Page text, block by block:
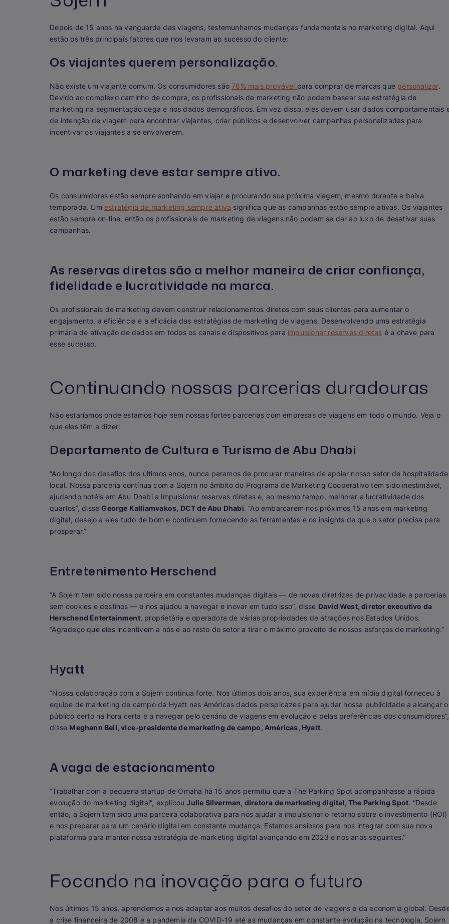
Depois de 15 anos na vanguarda das viagens, testemunhamos mudanças fundamentais no marketing digital. Aqui
estão os três principais fatores que nos levaram ao sucesso do cliente:
Os viajantes querem personalização.
Não existe um viajante comum. Os consumidores são76% mais provável para comprar de marcas que personalizar.
Devido ao complexo caminho de compra, os profissionais de marketing não podem basear sua estratégia de
marketing na segmentação cega e nos dados demográficos. Em vez disso, eles devem usar dados comportamentais
de intenção de viagem para encontrar viajantes, criar públicos e desenvolver campanhas personalizadas para
incentivar os viajantes a se envolverem.
O marketing deve estar sempre ativo.
Os consumidores estão sempre sonhando em viajar e procurando sua próxima viagem, mesmo durante a baixa
temporada. Um estratégia de marketing sempre ativa significa que as campanhas estão sempre ativas. Os viajantes
estão sempre on-line, então os profissionais de marketing de viagens não podem se dar ao luxo de desativar suas
campanhas.
As reservas diretas são a melhor maneira de criar confiança,
fidelidade e lucratividade na marca.
Os profissionais de marketing devem construir relacionamentos diretos com seus clientes para aumentar o
engajamento, a eficiência e a eficácia das estratégias de marketing de viagens. Desenvolvendo uma estratégia
primária de ativação de dados em todos os canais e dispositivos para impulsionar reservas diretas é a chave para
esse sucesso.
Continuando nossas parcerias duradouras
Não estaríamos onde estamos hoje sem nossas fortes parcerias com empresas de viagens em todo o mundo. Veja o
que eles têm a dizer:
Departamento de Cultura e Turismo de Abu Dhabi
“Ao longo dos desafios dos últimos anos, nunca paramos de procurar maneiras de apoiar nosso setor de hospitalidade
local. Nossa parceria contínua com a Sojern no âmbito do Programa de Marketing Cooperativo tem sido inestimável,
ajudando hotéis em Abu Dhabi a impulsionar reservas diretas e, ao mesmo tempo, melhorar a lucratividade dos
quartos”, disseGeorge Kalliamvakos, DCT de Abu Dhabi. “Ao embarcarem nos próximos 15 anos em marketing
digital, desejo a eles tudo de bom e continuem fornecendo as ferramentas e os insights de que o setor precisa para
prosperar.”
Entretenimento Herschend
“A Sojern tem sido nossa parceira em constantes mudanças digitais — de novas diretrizes de privacidade a parcerias
sem cookies e destinos — e nos ajudou a navegar e inovar em tudo isso”, disse David West, diretor executivo da
Herschend Entertainment, proprietária e operadora de várias propriedades de atrações nos Estados Unidos.
“Agradeço que eles incentivem a nós e ao resto do setor a tirar o máximo proveito de nossos esforços de marketing.”
Hyatt
“Nossa colaboração com a Sojern continua forte. Nos últimos dois anos, sua experiência em mídia digital forneceu à
equipe de marketing de campo da Hyatt nas Américas dados perspicazes para ajudar nossa publicidade a alcançar o
público certo na hora certa e a navegar pelo cenário de viagens em evolução e pelas preferências dos consumidores”,
disse Meghann Bell, vice-presidente de marketing de campo, Américas, Hyatt.
A vaga de estacionamento
“Trabalhar com a pequena startup de Omaha há 15 anos permitiu que a The Parking Spot acompanhasse a rápida
evolução do marketing digital”, explicouJulie Silverman, diretora de marketing digital, The Parking Spot. “Desde
então, a Sojern tem sido uma parceira colaborativa para nos ajudar a impulsionar o retorno sobre o investimento (ROI)
e nos preparar para um cenário digital em constante mudança. Estamos ansiosos para nos integrar com sua nova
plataforma para manter nossa estratégia de marketing digital avançando em 2023 e nos anos seguintes.”
Focando na inovação para o futuro
Nos últimos 15 anos, aprendemos a nos adaptar aos muitos desafios do setor de viagens e da economia global.
a crise financeira de 2008 e a pandemia da COVID-19 até as mudanças em constante evolução na tecnologia, Sojern